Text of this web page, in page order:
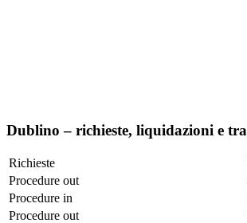
Dublino – richieste, liquidazioni e
Richieste
Procedure out
Procedure in
Procedure out